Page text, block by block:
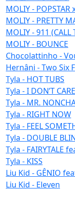
MOLIY - POPSTAR
MOLIY - PRETTY
MOLIY - 911 (CALL
MOLIY - BOUNCE
Chocolattinho -
Hernâni - Two Six
Tyla - HOT TUBS
Tyla - I DON’T
Tyla - MR.
Tyla - RIGHT NOW
Tyla - FEEL
Tyla - DOUBLE
Tyla - FAIRYTALE
Tyla - KISS
Liu Kid - GÊNIO
Liu Kid - Eleven